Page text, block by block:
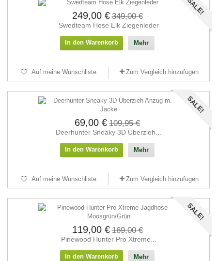
SALE!
249,00 € 349,00 €
Swedteam Hose Elk Ziegenleder
In den Warenkorb Mehr
Auf meine Wunschliste Zum Vergleich hinzufügen
SALE!
69,00 € 109,95 €
Deerhunter Sneaky 3D Überzieh...
In den Warenkorb Mehr
Auf meine Wunschliste Zum Vergleich hinzufügen
SALE!
119,00 € 169,00 €
Pinewood Hunter Pro Xtreme...
In den Warenkorb Mehr